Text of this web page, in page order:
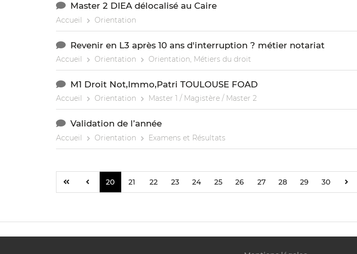
Master 2 DIEA délocalisé au Caire
Accueil Orientation
Revenir en L3 après 10 ans d'interruption ? métier notariat
Accueil Orientation Orientation, Métiers du droit
M1 Droit Not,Immo,Patri TOULOUSE FOAD
Accueil Orientation Master 1 / Magistère / Master 2
Validation de l’année
Accueil Orientation Examens et Résultats
20 21 22 23 24 25 26 27 28 29 30